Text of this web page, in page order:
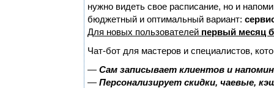
нужно видеть свое расписание, но и
бюджетный и оптимальный вариант:
Для новых пользователей первый месяц
Чат-бот для мастеров и специалистов,
— Сам записывает клиентов и
— Персонализирует скидки, чаевые,